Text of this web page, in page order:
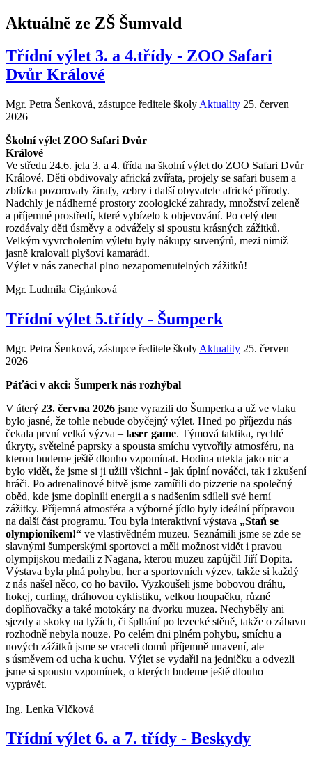
Aktuálně ze ZŠ Šumvald
Třídní výlet 3. a 4.třídy - ZOO Safari
Dvůr Králové
Mgr. Petra Šenková, zástupce ředitele školy Aktuality 25. červen
2026
Školní výlet ZOO Safari Dvůr
Králové
Ve středu 24.6. jela 3. a 4. třída na školní výlet do ZOO Safari Dvůr
Králové. Děti obdivovaly africká zvířata, projely se safari busem a
zblízka pozorovaly žirafy, zebry i další obyvatele africké přírody.
Nadchly je nádherné prostory zoologické zahrady, množství zeleně
a příjemné prostředí, které vybízelo k objevování. Po celý den
rozdávaly děti úsměvy a odvážely si spoustu krásných zážitků.
Velkým vyvrcholením výletu byly nákupy suvenýrů, mezi nimiž
jasně kralovali plyšoví kamarádi.
Výlet v nás zanechal plno nezapomenutelných zážitků!
Mgr. Ludmila Cigánková
Třídní výlet 5.třídy - Šumperk
Mgr. Petra Šenková, zástupce ředitele školy Aktuality 25. červen
2026
Páťáci v akci: Šumperk nás rozhýbal
V úterý 23. června 2026 jsme vyrazili do Šumperka a už ve vlaku
bylo jasné, že tohle nebude obyčejný výlet. Hned po příjezdu nás
čekala první velká výzva – laser game. Týmová taktika, rychlé
úkryty, světelné paprsky a spousta smíchu vytvořily atmosféru, na
kterou budeme ještě dlouho vzpomínat. Hodina utekla jako nic a
bylo vidět, že jsme si ji užili všichni - jak úplní nováčci, tak i zkušení
hráči. Po adrenalinové bitvě jsme zamířili do pizzerie na společný
oběd, kde jsme doplnili energii a s nadšením sdíleli své herní
zážitky. Příjemná atmosféra a výborné jídlo byly ideální přípravou
na další část programu. Tou byla interaktivní výstava „Staň se
olympionikem!“ ve vlastivědném muzeu. Seznámili jsme se zde se
slavnými šumperskými sportovci a měli možnost vidět i pravou
olympijskou medaili z Nagana, kterou muzeu zapůjčil Jiří Dopita.
Výstava byla plná pohybu, her a sportovních výzev, takže si každý
z nás našel něco, co ho bavilo. Vyzkoušeli jsme bobovou dráhu,
hokej, curling, dráhovou cyklistiku, velkou houpačku, různé
doplňovačky a také motokáry na dvorku muzea. Nechyběly ani
sjezdy a skoky na lyžích, či šplhání po lezecké stěně, takže o zábavu
rozhodně nebyla nouze. Po celém dni plném pohybu, smíchu a
nových zážitků jsme se vraceli domů příjemně unavení, ale
s úsměvem od ucha k uchu. Výlet se vydařil na jedničku a odvezli
jsme si spoustu vzpomínek, o kterých budeme ještě dlouho
vyprávět.
Ing. Lenka Vlčková
Třídní výlet 6. a 7. třídy - Beskydy